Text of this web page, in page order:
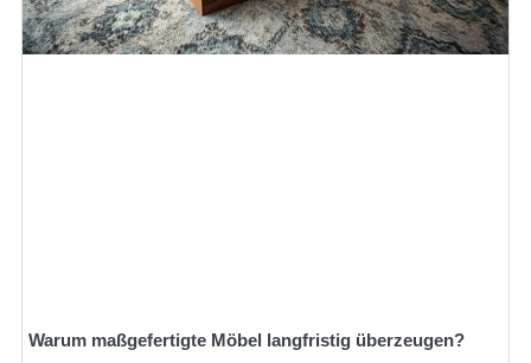
Warum maßgefertigte Möbel langfristig überzeugen?